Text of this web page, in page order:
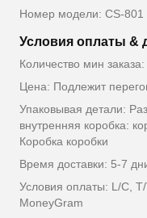
Номер модели: CS-801
Условия оплаты &
Количество мин заказа:
Цена: Подлежит
Упаковывая детали:
внутренняя коробка:
Коробка коробки
Время доставки: 5-7
Условия оплаты: L/C,
MoneyGram